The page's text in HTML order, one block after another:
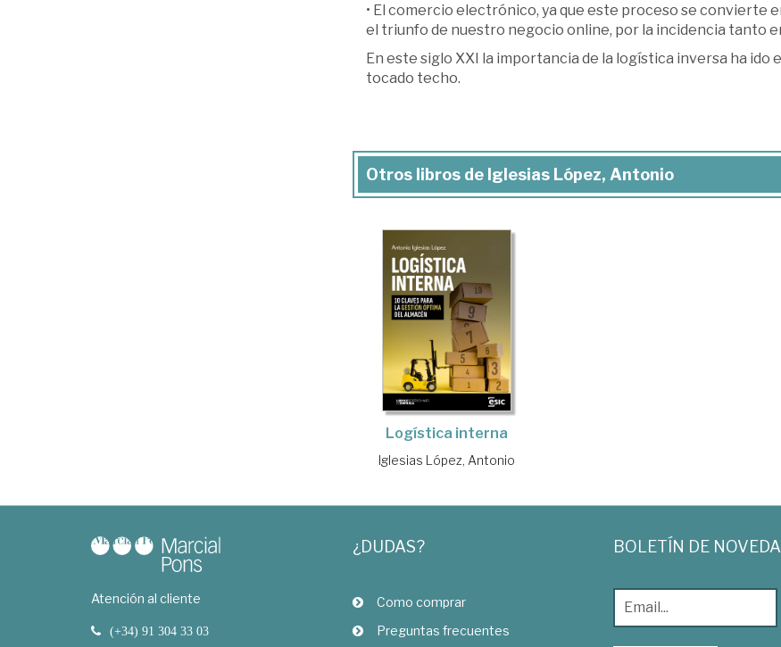
• El comercio electrónico, ya que este proceso se convierte
el triunfo de nuestro negocio online, por la incidencia tanto
En este siglo XXI la importancia de la logística inversa ha
tocado techo.
Otros libros de Iglesias López, Antonio
Logística interna
Iglesias López, Antonio
Atención al cliente
(+34) 91 304 33 03
¿DUDAS?
Como comprar
Preguntas frecuentes
BOLETÍN DE